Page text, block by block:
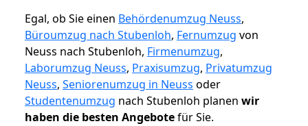
Egal, ob Sie einen Behördenumzug Neuss,
Büroumzug nach Stubenloh, Fernumzug von
Neuss nach Stubenloh, Firmenumzug,
Laborumzug Neuss, Praxisumzug, Privatumzug
Neuss, Seniorenumzug in Neuss oder
Studentenumzug nach Stubenloh planen wir
haben die besten Angebotefür Sie.